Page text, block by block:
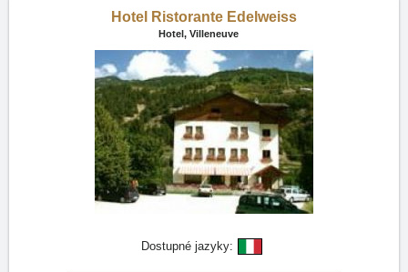
Hotel Ristorante Edelweiss
Hotel, Villeneuve
Dostupné jazyky: